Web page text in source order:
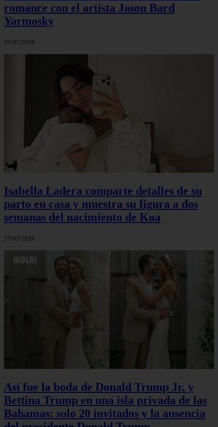
romance con el artista Jason Bard
Yarmosky
27/07/2026
Isabella Ladera comparte detalles de su
parto en casa y muestra su figura a dos
semanas del nacimiento de Koa
27/07/2026
Así fue la boda de Donald Trump Jr. y
Bettina Trump en una isla privada de las
Bahamas: solo 20 invitados y la ausencia